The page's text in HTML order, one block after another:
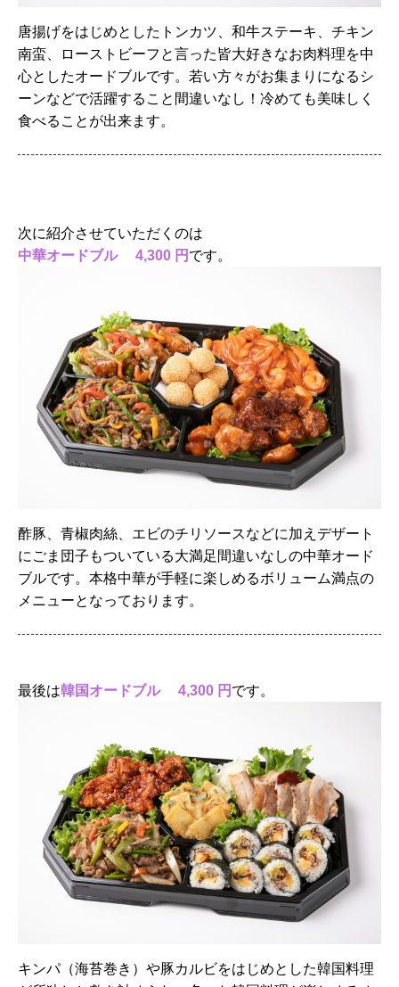
唐揚げをはじめとしたトンカツ、和牛ステーキ、チキン
南蛮、ローストビーフと言った皆大好きなお肉料理を中
心としたオードブルです。若い方々がお集まりになるシ
ーンなどで活躍すること間違いなし！冷めても美味しく
食べることが出来ます。
次に紹介させていただくのは
中華オードブル 4,300 円 です。
酢豚、青椒肉絲、エビのチリソースなどに加えデザート
にごま団子もついている大満足間違いなしの中華オード
ブルです。本格中華が手軽に楽しめるボリューム満点の
メニューとなっております。
最後は韓国オードブル 4,300 円 です。
キンパ（海苔巻き）や豚カルビをはじめとした韓国料理